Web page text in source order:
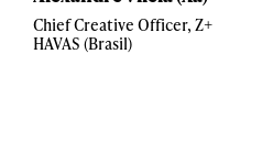
Chief Creative Officer, Z+
HAVAS (Brasil)